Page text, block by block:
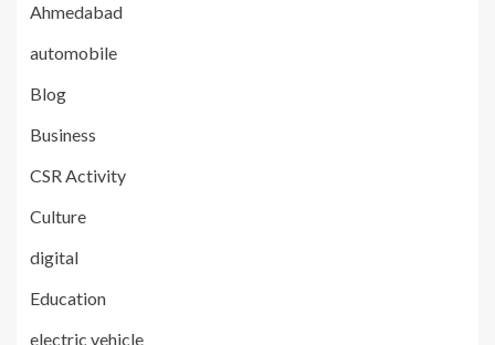
Ahmedabad
automobile
Blog
Business
CSR Activity
Culture
digital
Education
electric vehicle